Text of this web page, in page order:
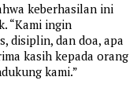
keberhasilan ini
“Kami ingin
disiplin, dan doa, apa
kasih kepada orang
kami.”